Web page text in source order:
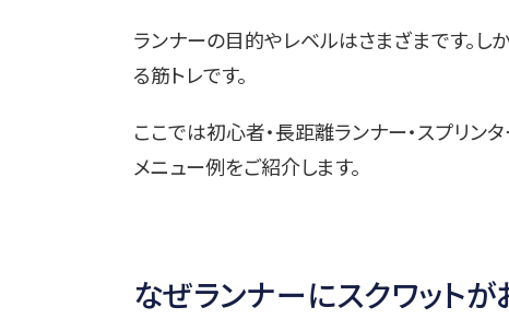
ランナーの目的やレベルはさまざまです。し
る筋トレです。
ここでは初心者・長距離ランナー・スプリン
メニュー例をご紹介します。
なぜランナーにスクワット